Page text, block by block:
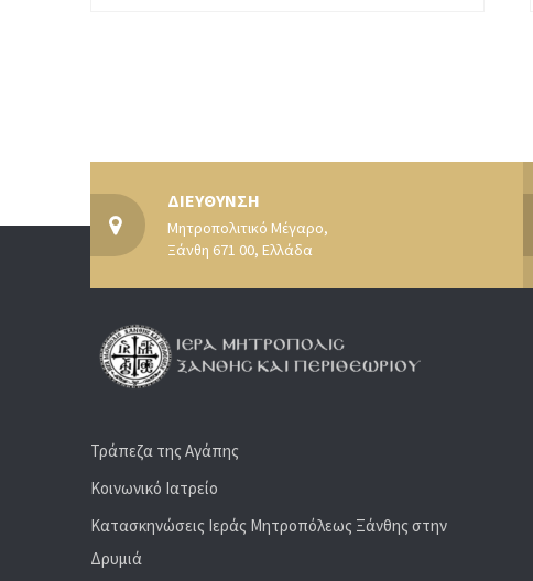
ΔΙΕΥΘΥΝΣΗ
Μητροπολιτικό Μέγαρο,
Ξάνθη 671 00, Ελλάδα
Τράπεζα της Αγάπης
Κοινωνικό Ιατρείο
Κατασκηνώσεις Ιεράς Μητροπόλεως Ξάνθης στην
Δρυμιά